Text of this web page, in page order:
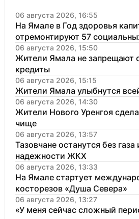
06 августа 2026, 16:55
На Ямале в Год здоровья
отремонтируют 57
06 августа 2026, 15:50
Жители Ямала не запрещают
кредиты
06 августа 2026, 15:15
Жители Ямала улыбнутся
06 августа 2026, 14:30
Жители Нового Уренгоя
чище
06 августа 2026, 13:57
Тазовчане останутся без газа
надежности ЖКХ
06 августа 2026, 13:33
На Ямале стартует
косторезов «Душа Севера»
06 августа 2026, 13:27
«У меня сейчас сложный